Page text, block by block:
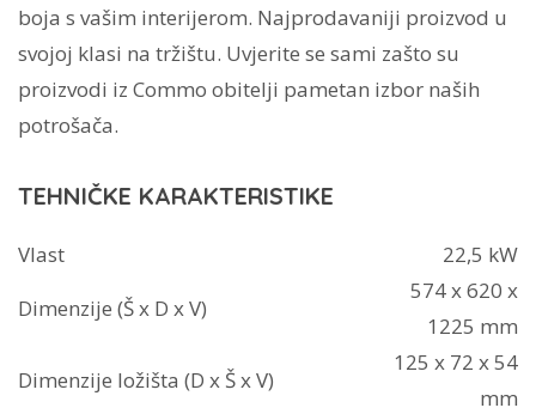
količina
boja s vašim interijerom. Najprodavaniji proizvod u
svojoj klasi na tržištu. Uvjerite se sami zašto su
proizvodi iz Commo obitelji pametan izbor naših
potrošača.
TEHNIČKE KARAKTERISTIKE
Vlast
22,5 kW
Dimenzije (Š x D x V)
574 x 620 x
1225 mm
Dimenzije ložišta (D x Š x V)
125 x 72 x 54
mm